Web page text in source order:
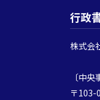
行政
株式会
〔中央
〒103-